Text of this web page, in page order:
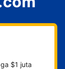
$1 juta